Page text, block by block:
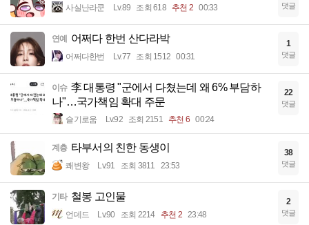
사실난라쿤 Lv.89 조회 618 추천 2 00:33 댓글
연예 어쩌다 한번 산다라박
어쩌다한번 Lv.77 조회 1512 00:31
1
댓글
이슈 李 대통령 "군에서 다쳤는데 왜 6% 부담하
나"…국가책임 확대 주문
슬기로움 Lv.92 조회 2151 추천 6 00:24
22
댓글
계층 타부서의 친한 동생이
쾌변왕 Lv.91 조회 3811 23:53
38
댓글
기타 철봉 고인물
언데드 Lv.90 조회 2214 추천 2 23:48
2
댓글